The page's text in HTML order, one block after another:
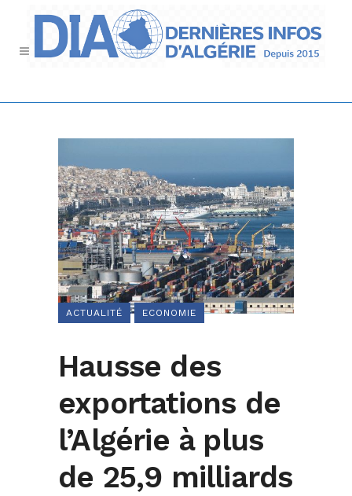
ACTUALITÉ ECONOMIE
Hausse des
exportations de
l’Algérie à plus
de 25,9 milliards